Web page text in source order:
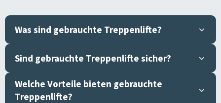
Was sind gebrauchte Treppenlifte?
Sind gebrauchte Treppenlifte sicher?
Welche Vorteile bieten gebrauchte
Treppenlifte?